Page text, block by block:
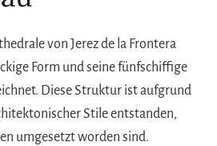
von Jerez de la Frontera
Form und seine fünfschiffige
Diese Struktur ist aufgrund
Stile entstanden,
umgesetzt worden sind.